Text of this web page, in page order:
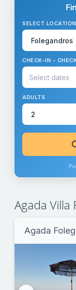
SELECT LOCATION
CHECK-IN -
ADULTS
Agada Villa
Agada